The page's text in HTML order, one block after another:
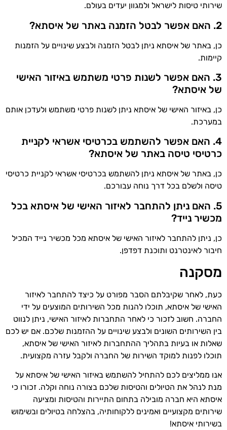
שירותי טיסות לישראל ולמגוון יעדים בעולם.
2. האם אפשר לבטל הזמנה באתר של איסתא?
כן, באתר של איסתא ניתן לבטל הזמנה ולבצע שינויים על הזמנות
קיימות.
3. האם אפשר לשנות פרטי משתמש באיזור האישי
של איסתא?
כן, באיזור האישי של איסתא ניתן לשנות פרטי משתמש ולעדכן אותם
במערכת.
4. האם אפשר להשתמש בכרטיסי אשראי לקניית
כרטיסי טיסה באתר של איסתא?
כן, באתר של איסתא ניתן להשתמש בכרטיסי אשראי לקניית כרטיסי
טיסה ולשלם בכל דרך נוחה עבורכם.
5. האם ניתן להתחבר לאיזור האישי של איסתא בכל
מכשיר נייד?
כן, ניתן להתחבר לאיזור האישי של איסתא מכל מכשיר נייד המכיל
חיבור לאינטרנט ותוכנת דפדפן.
מסקנה
כעת, לאחר שקיבלתם הסבר מפורט על כיצד להתחבר לאיזור
האישי של איסתא, תוכלו להנות מכל השירותים המוצעים על ידי
החברה. חשוב לזכור כי לאחר התחברות לאיזור האישי, ניתן לנווט
בין השירותים השונים ולבצע שינויים על ההזמנות שלכם. אם יש לכם
שאלות או בעיות בתהליך ההתחברות לאיזור האישי של איסתא,
תוכלו לפנות למוקד השירות של החברה ולקבל עזרה מקצועית.
אנו ממליצים לכם להתחיל להשתמש באיזור האישי של איסתא על
מנת לנהל את הטיולים והטיסות שלכם בצורה נוחה וקלה. זכורו כי
איסתא היא חברה מובילה בתחום התיירות והטיסות ומציעה
שירותים מקצועיים ואמינים ללקוחותיה, בהצלחה בטיולים ובשימוש
בשירותי איסתא!